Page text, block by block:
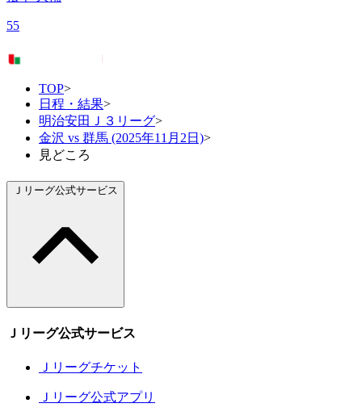
55
TOP>
日程・結果>
明治安田Ｊ３リーグ>
金沢 vs 群馬 (2025年11月2日)>
見どころ
Ｊリーグ公式サービス
Ｊリーグ公式サービス
Ｊリーグチケット
Ｊリーグ公式アプリ